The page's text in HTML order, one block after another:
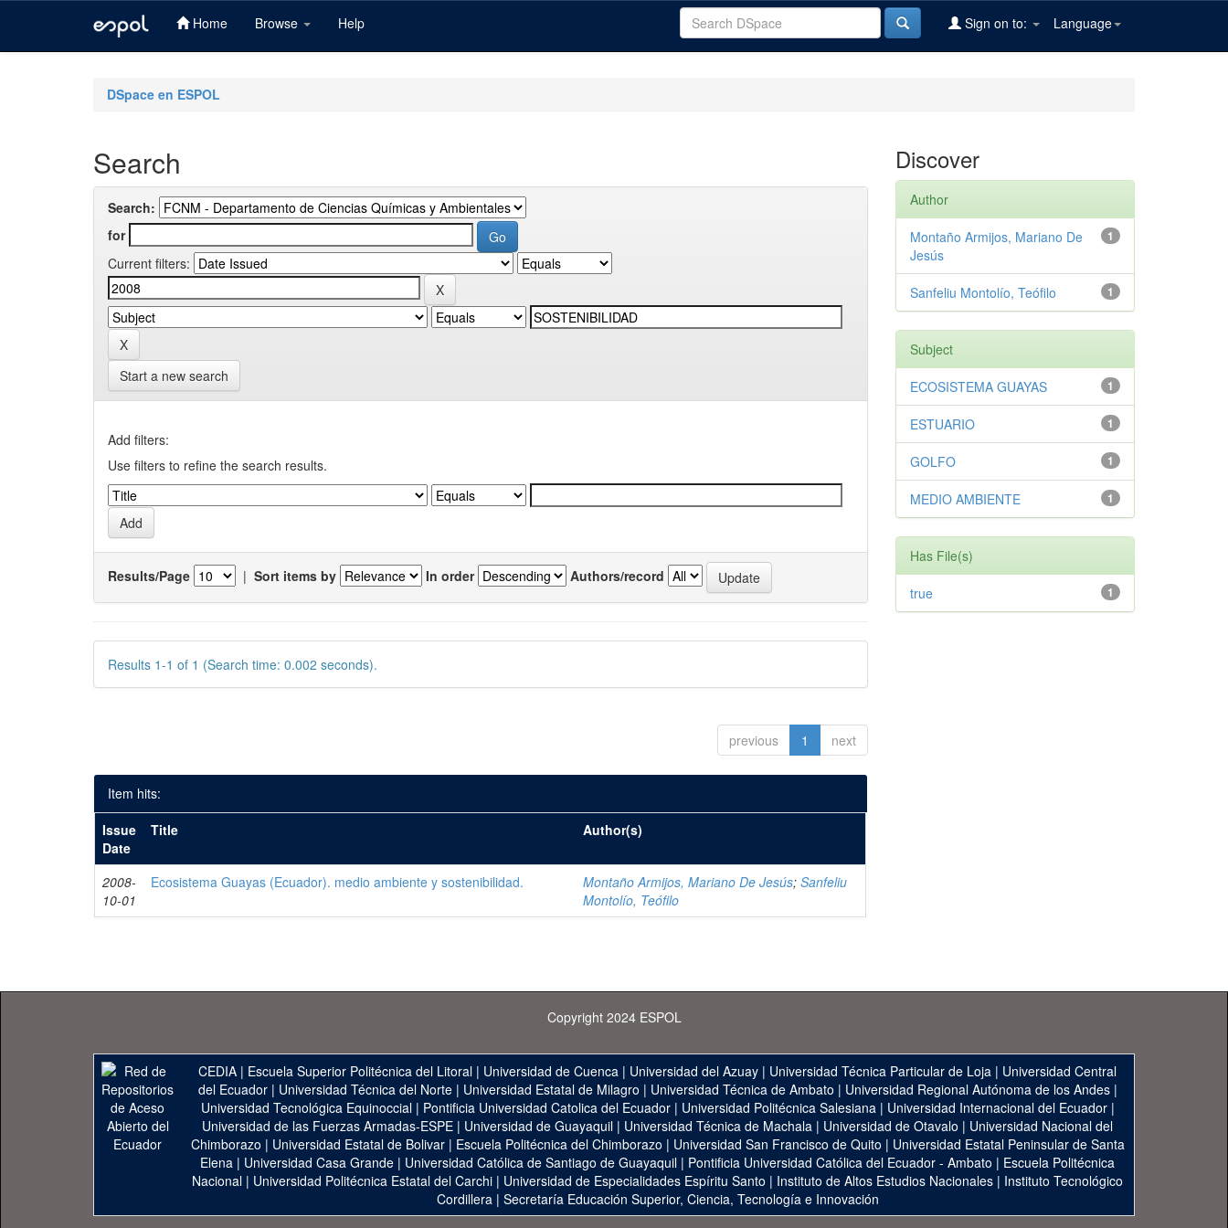
Home Browse Help Language
Sign on to:
DSpace en ESPOL
Search
Search:
for
Current filters:
Start a new search
Add filters:
Use filters to refine the search results.
Results/Page | Sort items by In order Authors/record
Results 1-1 of 1 (Search time: 0.002 seconds).
previous 1 next
Item hits:
Issue
Date
Title Author(s)
2008-
10-01
Ecosistema Guayas (Ecuador). medio ambiente y sostenibilidad. Montaño Armijos, Mariano De Jesús;Sanfeliu
Montolío, Teófilo
Discover
Author
1
Montaño Armijos, Mariano De
Jesús
1
Sanfeliu Montolío, Teófilo
Subject
1
ECOSISTEMA GUAYAS
1
ESTUARIO
1
GOLFO
1
MEDIO AMBIENTE
Has File(s)
1
true
Copyright 2024 ESPOL
CEDIA | Escuela Superior Politécnica del Litoral | Universidad de Cuenca | Universidad del Azuay | Universidad Técnica Particular de Loja | Universidad Central
del Ecuador| Universidad Técnica del Norte| Universidad Estatal de Milagro | Universidad Técnica de Ambato | Universidad Regional Autónoma de los Andes|
Universidad Tecnológica Equinoccial| Pontificia Universidad Catolica del Ecuador| Universidad Politécnica Salesiana| Universidad Internacional del Ecuador|
Universidad de las Fuerzas Armadas-ESPE | Universidad de Guayaquil | Universidad Técnica de Machala | Universidad de Otavalo | Universidad Nacional del
Chimborazo | Universidad Estatal de Bolivar| Escuela Politécnica del Chimborazo | Universidad San Francisco de Quito | Universidad Estatal Peninsular de Santa
Elena | Universidad Casa Grande | Universidad Católica de Santiago de Guayaquil | Pontificia Universidad Católica del Ecuador - Ambato | Escuela Politécnica
Nacional | Universidad Politécnica Estatal del Carchi | Universidad de Especialidades Espíritu Santo | Instituto de Altos Estudios Nacionales | Instituto Tecnológico
Cordillera| Secretaría Educación Superior, Ciencia, Tecnología e Innovación